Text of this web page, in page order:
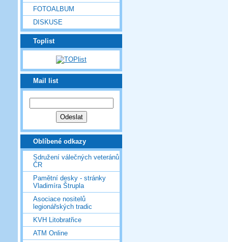
FOTOALBUM
DISKUSE
Toplist
Mail list
Oblíbené odkazy
Sdružení válečných veteránů
ČR
Pamětní desky - stránky
Vladimíra Štrupla
Asociace nositelů
legionářských tradic
KVH Litobratřice
ATM Online